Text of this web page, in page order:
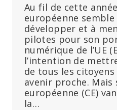
Au fil de cette
européenne
développer et à
pilotes pour son
numérique de l’UE
l’intention de
de tous les citoyens
avenir proche. Mais
européenne (CE)
la…